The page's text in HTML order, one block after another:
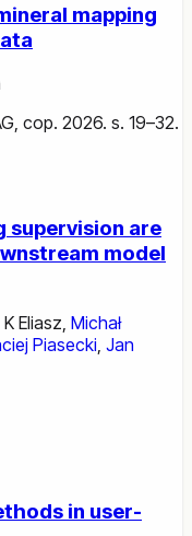
mapping
cop. 2026. s. 19–32.
supervision are
model
Eliasz Michał
Piasecki Jan
in user-